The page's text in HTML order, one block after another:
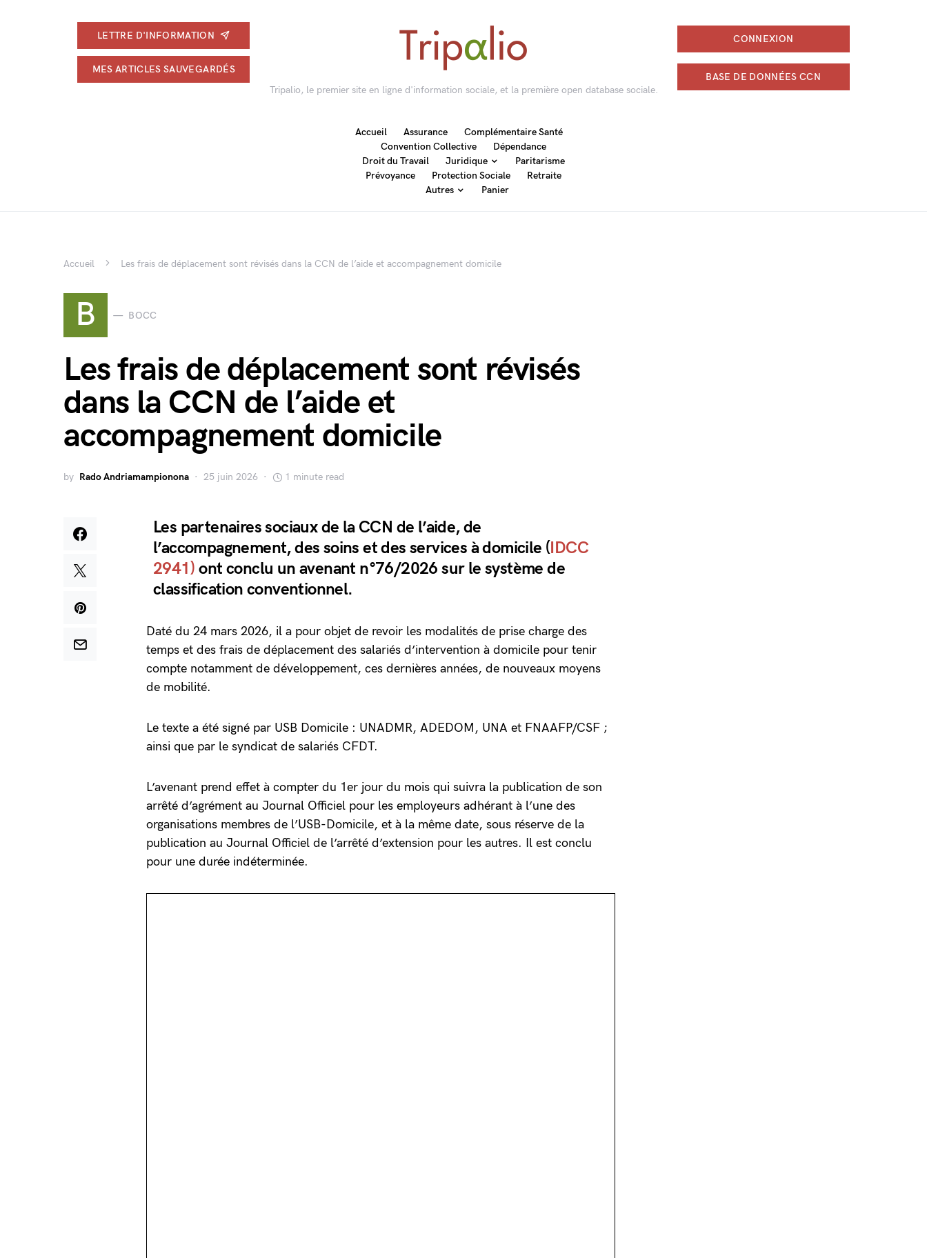
LETTRE D'INFORMATION
MES ARTICLES SAUVEGARDÉS
Tripalio, le premier site en ligne d'information sociale, et la première open database sociale.
CONNEXION
BASE DE DONNÉES CCN
Accueil Assurance
Complémentaire Santé
Convention Collective
Dépendance
Droit du Travail
Juridique
Paritarisme
Prévoyance
Protection Sociale
Retraite
Autres
Panier
Accueil Les frais de déplacement sont révisés dans la CCN de l’aide et accompagnement domicile
B BOCC
Les frais de déplacement sont révisés
dans la CCN de l’aide et
accompagnement domicile
by Rado Andriamampionona 25 juin 2026 1 minute read
Les partenaires sociaux de la CCN de l’aide, de
l’accompagnement, des soins et des services à domicile (IDCC
2941) ont conclu un avenant n°76/2026 sur le système de
classification conventionnel.
Daté du 24 mars 2026, il a pour objet de revoir les modalités de prise charge des
temps et des frais de déplacement des salariés d’intervention à domicile pour tenir
compte notamment de développement, ces dernières années, de nouveaux moyens
de mobilité.
Le texte a été signé par USB Domicile : UNADMR, ADEDOM, UNA et FNAAFP/CSF ;
ainsi que par le syndicat de salariés CFDT.
L’avenant prend effet à compter du 1er jour du mois qui suivra la publication de son
arrêté d’agrément au Journal Officiel pour les employeurs adhérant à l’une des
organisations membres de l’USB-Domicile, et à la même date, sous réserve de la
publication au Journal Officiel de l’arrêté d’extension pour les autres. Il est conclu
pour une durée indéterminée.